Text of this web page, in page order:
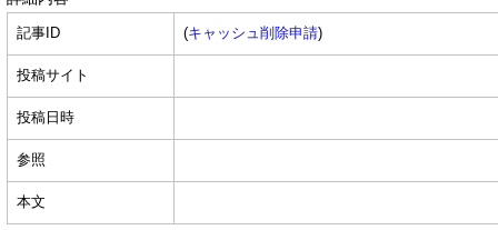
記事ID (キャッシュ削除申請)
投稿サイト
投稿日時
参照
本文